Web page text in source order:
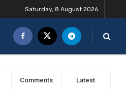
Saturday, 8 August 2026
Comments Latest